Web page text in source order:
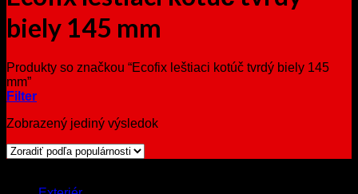
biely 145 mm
Produkty so značkou “Ecofix leštiaci kotúč tvrdý biely 145
mm”
Filter
Zobrazený jediný výsledok